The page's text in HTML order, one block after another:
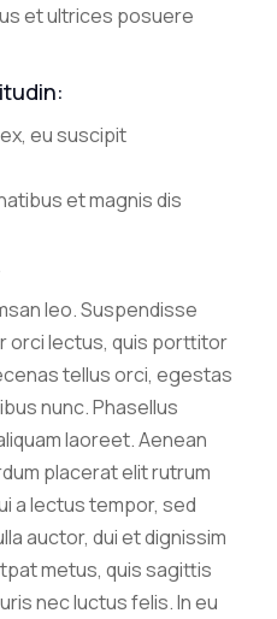
et ultrices posuere
eu suscipit
et magnis dis
leo. Suspendisse
orci lectus, quis porttitor
tellus orci, egestas
nunc. Phasellus
laoreet. Aenean
placerat elit rutrum
a lectus tempor, sed
auctor, dui et dignissim
metus, quis sagittis
nec luctus felis. In eu